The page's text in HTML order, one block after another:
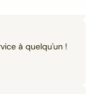
à quelqu'un !